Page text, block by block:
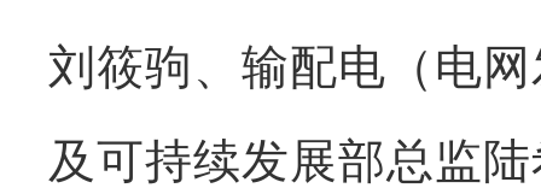
刘筱驹、输配电（电
及可持续发展部总监